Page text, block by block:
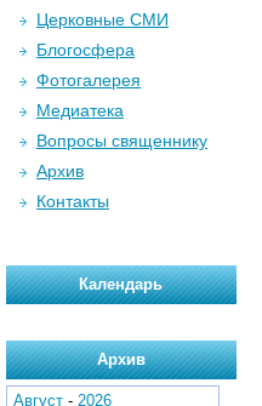
Церковные СМИ
Блогосфера
Фотогалерея
Медиатека
Вопросы священнику
Архив
Контакты
Календарь
Архив
Август - 2026